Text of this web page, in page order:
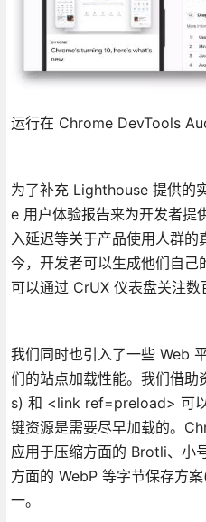
运行在 Chrome DevTools
为了补充 Lighthouse 提供的
e 用户体验报告来为开发者提
入延迟等关于产品使用人群
今，开发者可以生成他们自
可以通过 CrUX 仪表盘关注数
我们同时也引入了一些 Web
们的站点加载性能。我们借
s) 和 <link ref=preload> 可
键资源是需要尽早加载的。
应用于压缩方面的 Brotli、小
方面的 WebP 等字节保存方
一。